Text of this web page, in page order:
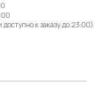
к заказу до 23:00)